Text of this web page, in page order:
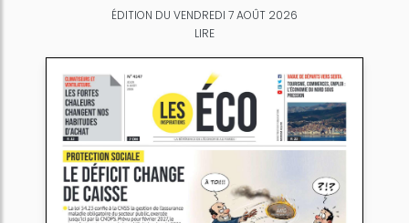
ÉDITION DU VENDREDI 7 AOÛT 2026
LIRE